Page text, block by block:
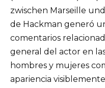
zwischen Marseille und
de Hackman generó
comentarios
general del actor en
hombres y mujeres
apariencia